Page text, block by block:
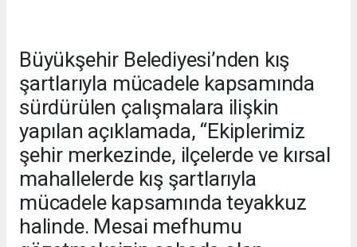
Büyükşehir Belediyesi’nden kış
şartlarıyla mücadele kapsamında
sürdürülen çalışmalara ilişkin
yapılan açıklamada, “Ekiplerimiz
şehir merkezinde, ilçelerde ve kırsal
mahallelerde kış şartlarıyla
mücadele kapsamında teyakkuz
halinde. Mesai mefhumu